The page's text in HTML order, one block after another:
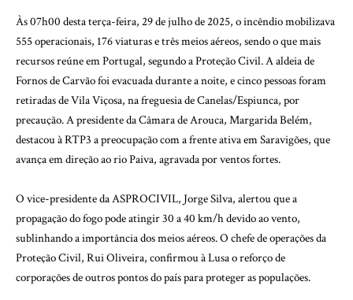
Às 07h00 desta terça-feira, 29 de julho de 2025, o incêndio mobilizava
555 operacionais, 176 viaturas e três meios aéreos, sendo o que mais
recursos reúne em Portugal, segundo a Proteção Civil. A aldeia de
Fornos de Carvão foi evacuada durante a noite, e cinco pessoas foram
retiradas de Vila Viçosa, na freguesia de Canelas/Espiunca, por
precaução. A presidente da Câmara de Arouca, Margarida Belém,
destacou à RTP3 a preocupação com a frente ativa em Saravigões, que
avança em direção ao rio Paiva, agravada por ventos fortes.
O vice-presidente da ASPROCIVIL, Jorge Silva, alertou que a
propagação do fogo pode atingir 30 a 40 km/h devido ao vento,
sublinhando a importância dos meios aéreos. O chefe de operações da
Proteção Civil, Rui Oliveira, confirmou à Lusa o reforço de
corporações de outros pontos do país para proteger as populações.